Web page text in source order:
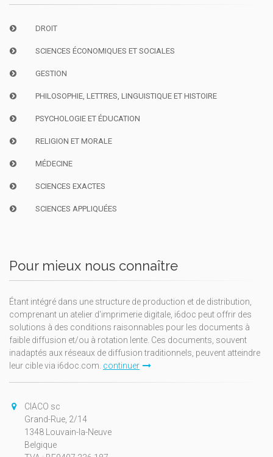
DROIT
SCIENCES ÉCONOMIQUES ET SOCIALES
GESTION
PHILOSOPHIE, LETTRES, LINGUISTIQUE ET HISTOIRE
PSYCHOLOGIE ET ÉDUCATION
RELIGION ET MORALE
MÉDECINE
SCIENCES EXACTES
SCIENCES APPLIQUÉES
Pour mieux nous connaître
Étant intégré dans une structure de production et de distribution,
comprenant un atelier d'imprimerie digitale, i6doc peut offrir des
solutions à des conditions raisonnables pour les documents à
faible diffusion et/ou à rotation lente. Ces documents, souvent
inadaptés aux réseaux de diffusion traditionnels, peuvent atteindre
leur cible via i6doc.com. continuer
CIACO sc
Grand-Rue, 2/14
1348 Louvain-la-Neuve
Belgique